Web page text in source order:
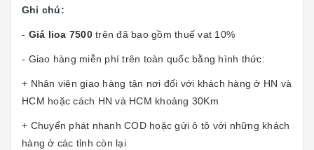
Ghi chú:
- Giá lioa 7500trên đã bao gồm thuế vat 10%
- Giao hàng miễn phí trên toàn quốc bằng hình thức:
+ Nhân viên giao hàng tận nơi đối với khách hàng ở HN và
HCM hoặc cách HN và HCM khoảng 30Km
+ Chuyển phát nhanh COD hoặc gửi ô tô với những khách
hàng ở các tỉnh còn lại